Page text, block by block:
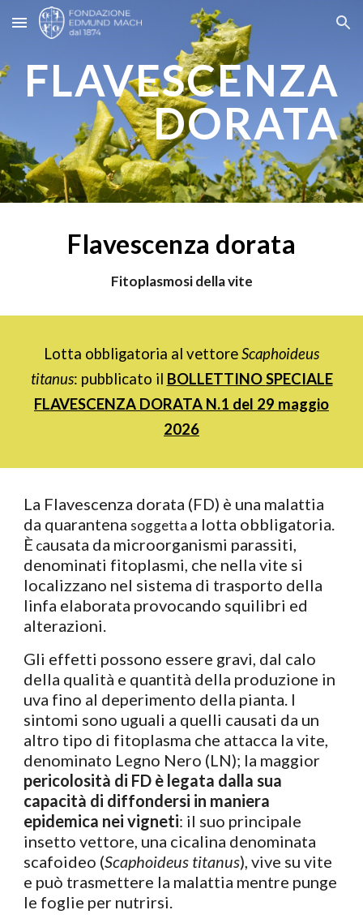
Skip to main content Skip to navigation
FLAVESCENZA
DORATA
Flavescenza dorata
Fitoplasmosi della vite
Lotta obbligatoria al vettoreScaphoideus
titanus: pubblicato il BOLLETTINOSPECIALE
FLAVESCENZA DORATA N.1 del 29 maggio
2026
La Flavescenza dorata (FD) è una malattia
da quarantena soggetta a lotta obbligatoria.
È causata da microorganismi parassiti,
denominati fitoplasmi, che nella vite si
localizzano nel sistema di trasporto della
linfa elaborata provocando squilibri ed
alterazioni.
Gli effetti possono essere gravi, dal calo
della qualità e quantità della produzione in
uva fino al deperimento della pianta. I
sintomi sono uguali a quelli causati da un
altro tipo di fitoplasma che attacca la vite,
denominato Legno Nero (LN); la maggior
pericolosità di FD è legata dalla sua
capacità di diffondersi in maniera
epidemica nei vigneti: il suo principale
insetto vettore, una cicalina denominata
scafoideo (Scaphoideus titanus), vive su vite
e può trasmettere la malattia mentre punge
le foglie per nutrirsi.